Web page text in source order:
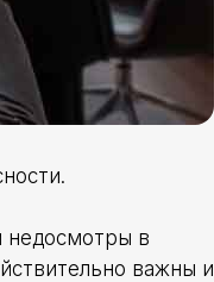
недосмотры в
важны и